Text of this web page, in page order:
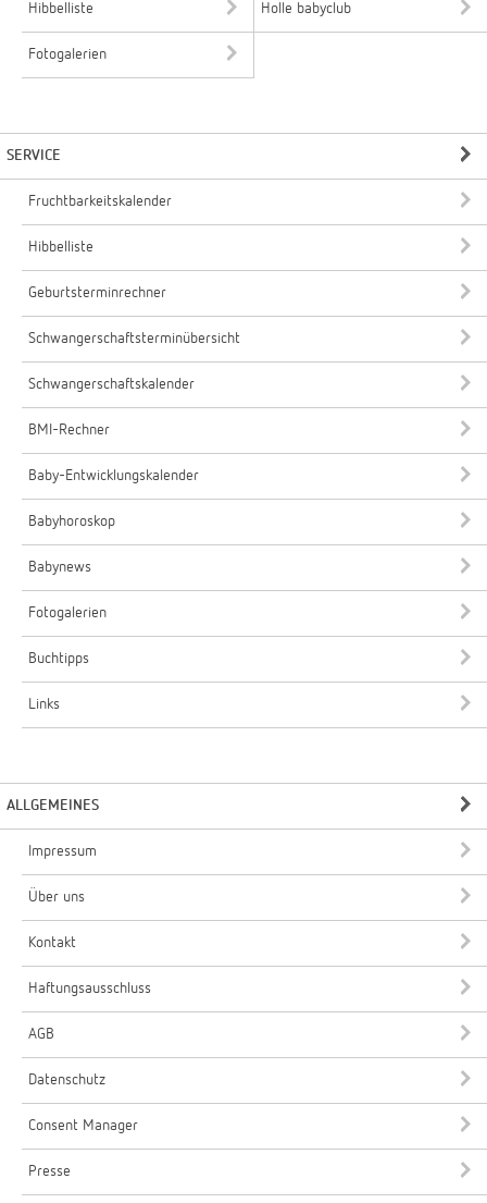
Hibbelliste Holle babyclub
Fotogalerien
SERVICE
Fruchtbarkeitskalender
Hibbelliste
Geburtsterminrechner
Schwangerschaftsterminübersicht
Schwangerschaftskalender
BMI-Rechner
Baby-Entwicklungskalender
Babyhoroskop
Babynews
Fotogalerien
Buchtipps
Links
ALLGEMEINES
Impressum
Über uns
Kontakt
Haftungsausschluss
AGB
Datenschutz
Consent Manager
Presse